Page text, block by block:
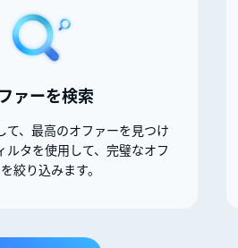
ァーを検索
て、最高のオファーを見つけ
ルタを使用して、完璧なオフ
絞り込みます。